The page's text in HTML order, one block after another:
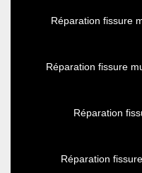
Réparation fissure
Réparation fissure
Réparation
Réparation